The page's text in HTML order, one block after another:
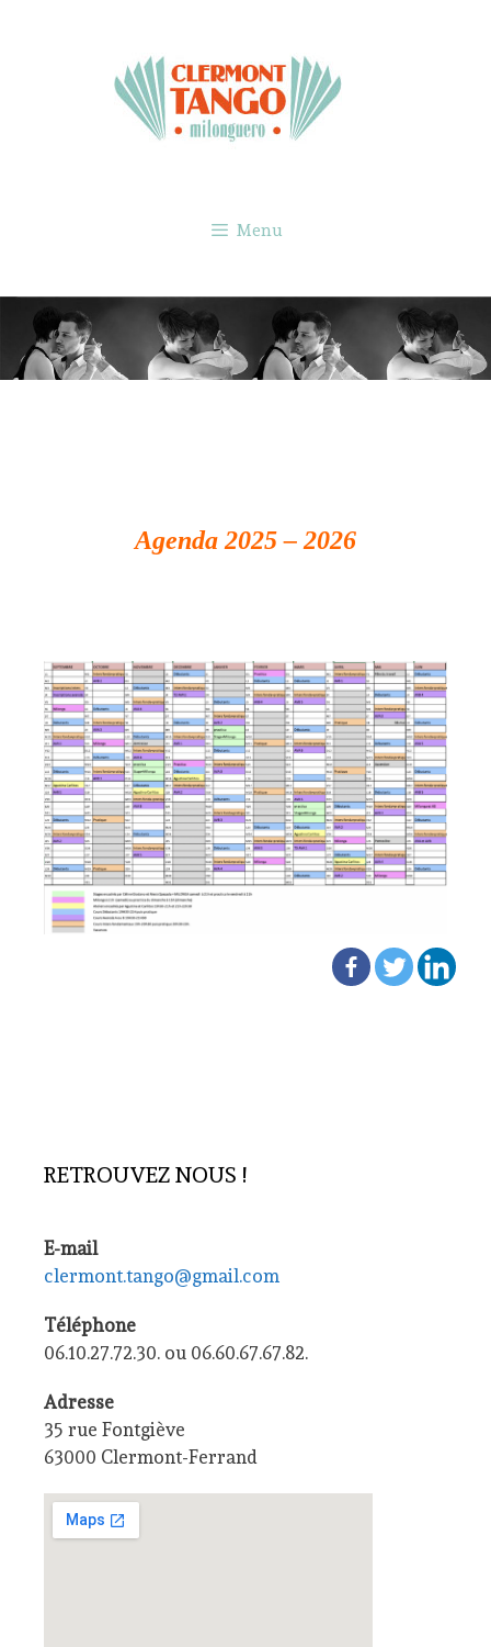
Menu
Agenda 2025 – 2026
RETROUVEZ NOUS !
E-mail
clermont.tango@gmail.com
Téléphone
06.10.27.72.30. ou 06.60.67.67.82.
Adresse
35 rue Fontgiève
63000 Clermont-Ferrand